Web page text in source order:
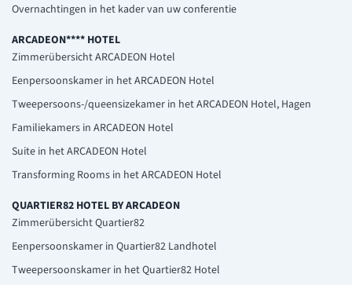
Overnachtingen in het kader van uw conferentie
ARCADEON**** HOTEL
Zimmerübersicht ARCADEON Hotel
Eenpersoonskamer in het ARCADEON Hotel
Tweepersoons-/queensizekamer in het ARCADEON Hotel, Hagen
Familiekamers in ARCADEON Hotel
Suite in het ARCADEON Hotel
Transforming Rooms in het ARCADEON Hotel
QUARTIER82 HOTEL BY ARCADEON
Zimmerübersicht Quartier82
Eenpersoonskamer in Quartier82 Landhotel
Tweepersoonskamer in het Quartier82 Hotel